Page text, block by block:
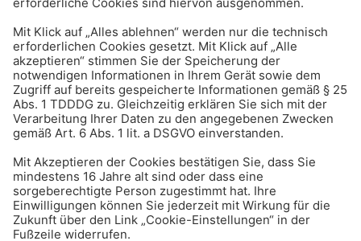
Leben & Freizeit
Trennung unverheirateter
Paare: Wer was behalten
darf, wie der Unterhalt
geregelt ist und mehr